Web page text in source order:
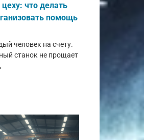
что делать
помощь
человек на счету.
станок не прощает